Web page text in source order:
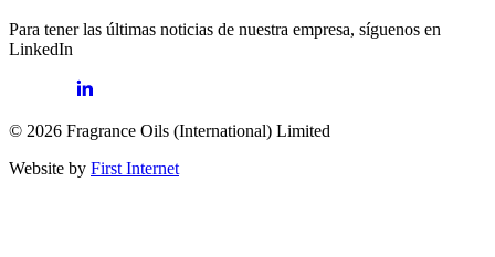
Para tener las últimas noticias de nuestra empresa, síguenos en
LinkedIn
© 2026 Fragrance Oils (International) Limited
Website by First Internet